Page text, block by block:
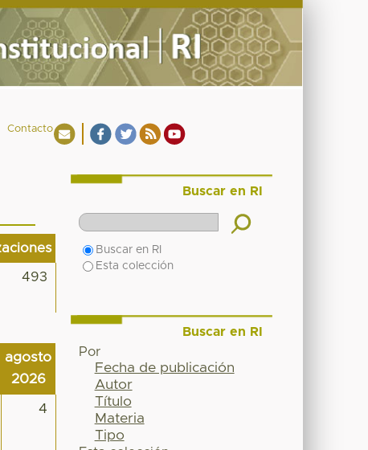
Contacto
493
agosto
2026
4
Buscar en RI
Buscar en RI
Esta colección
Buscar en RI
Por
Fecha de publicación
Autor
Título
Materia
Tipo